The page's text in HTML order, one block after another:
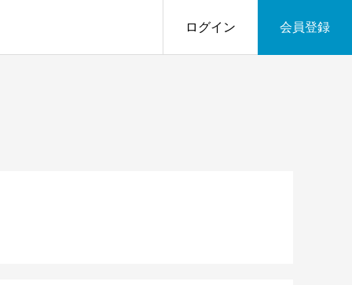
ログイン 会員登録